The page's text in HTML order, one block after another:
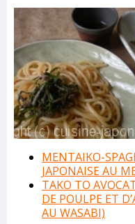
MENTAIKO-
JAPONAISE AU
TAKO TO
DE POULPE ET
AU WASABI)